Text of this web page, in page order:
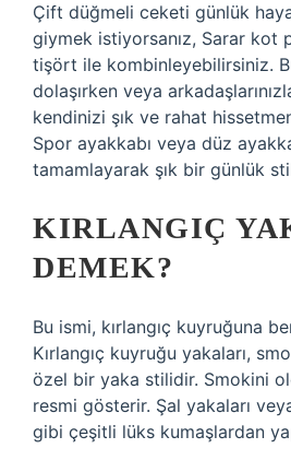
Çift düğmeli ceketi günlük
giymek istiyorsanız, Sarar kot
tişört ile kombinleyebilirsiniz.
dolaşırken veya
kendinizi şık ve rahat
Spor ayakkabı veya düz
tamamlayarak şık bir günlük
KIRLANGIÇ
DEMEK?
Bu ismi, kırlangıç ​​kuyruğuna
Kırlangıç ​​kuyruğu yakaları,
özel bir yaka stilidir. Smokini
resmi gösterir. Şal yakaları
gibi çeşitli lüks kumaşlardan